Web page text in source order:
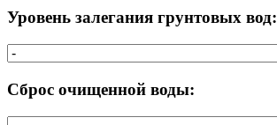
Уровень залегания грунтовых вод:
Сброс очищенной воды: